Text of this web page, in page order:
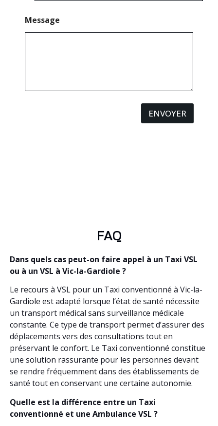
Message
ENVOYER
FAQ
Dans quels cas peut-on faire appel à un Taxi VSL
ou à un VSL à Vic-la-Gardiole ?
Le recours à VSL pour un Taxi conventionné à Vic-la-
Gardiole est adapté lorsque l’état de santé nécessite
un transport médical sans surveillance médicale
constante. Ce type de transport permet d’assurer des
déplacements vers des consultations tout en
préservant le confort. Le Taxi conventionné constitue
une solution rassurante pour les personnes devant
se rendre fréquemment dans des établissements de
santé tout en conservant une certaine autonomie.
Quelle est la différence entre un Taxi
conventionné et une Ambulance VSL ?